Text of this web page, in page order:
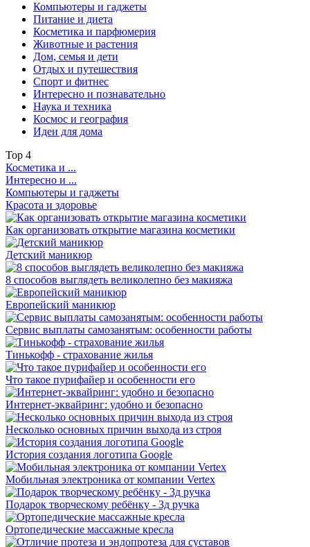
Компьютеры и гаджеты
Питание и диета
Косметика и парфюмерия
Животные и растения
Дом, семья и дети
Отдых и путешествия
Спорт и фитнес
Интересно и познавательно
Наука и техника
Космос и география
Идеи для дома
Top 4
Косметика и ...
Интересно и ...
Компьютеры и гаджеты
Красота и здоровье
Как организовать открытие магазина косметики
Детский маникюр
8 способов выглядеть великолепно без макияжа
Европейский маникюр
Сервис выплаты самозанятым: особенности работы
Тинькофф - страхование жилья
Что такое пурифайер и особенности его
Интернет-эквайринг: удобно и безопасно
Несколько основных причин выхода из строя
История создания логотипа Google
Мобильная электроника от компании Vertex
Подарок творческому ребёнку - 3д ручка
Ортопедические массажные кресла